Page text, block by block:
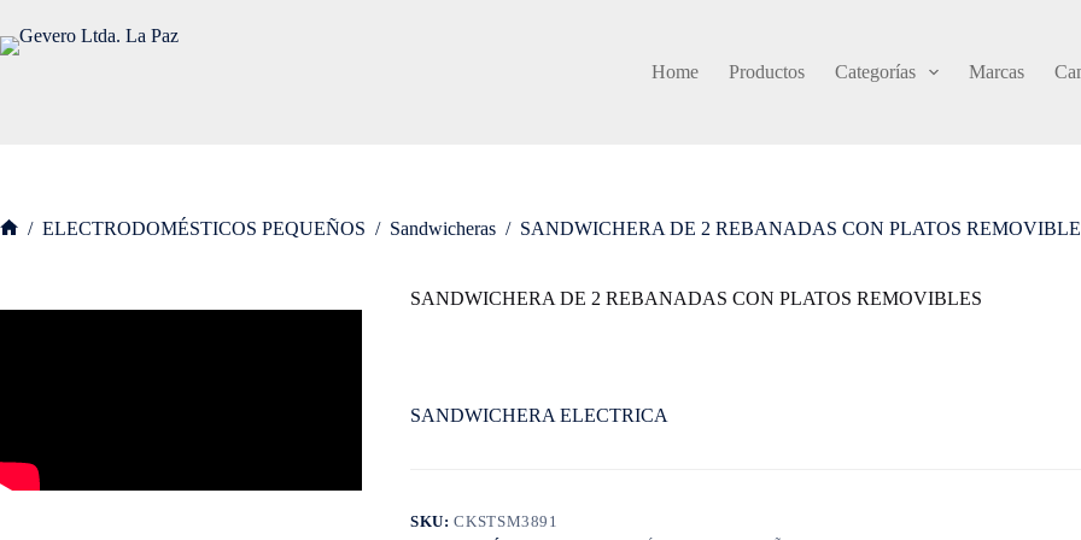
contenido
Home
Productos Categorías Marcas
/ ELECTRODOMÉSTICOS PEQUEÑOS / Sandwicheras / SANDWICHERA DE 2 REBANADAS CON PLATOS
SANDWICHERA DE 2 REBANADAS CON PLATOS REMOVIBLES
SANDWICHERA ELECTRICA
SKU:CKSTSM3891